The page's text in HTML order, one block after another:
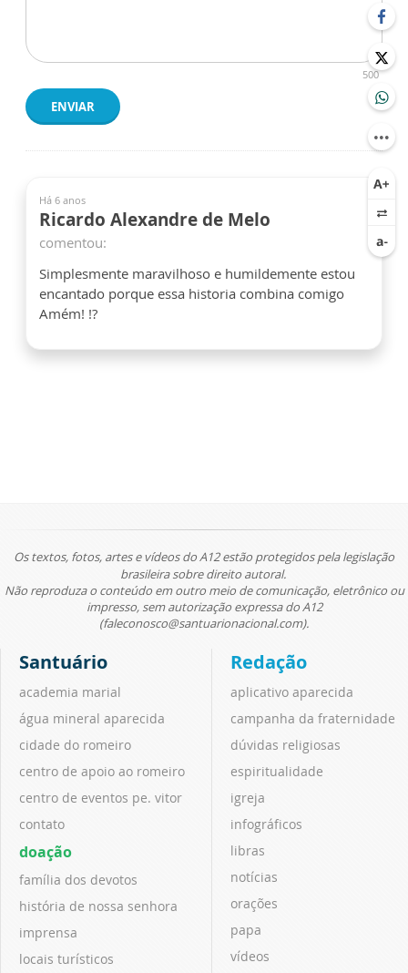
500
ENVIAR
Há 6 anos
Ricardo Alexandre de Melo
comentou:
Simplesmente maravilhoso e humildemente estou
encantado porque essa historia combina comigo
Amém! !?
Os textos, fotos, artes e vídeos do A12 estão protegidos pela legislação
brasileira sobre direito autoral.
Não reproduza o conteúdo em outro meio de comunicação, eletrônico ou
impresso, sem autorização expressa do A12
(faleconosco@santuarionacional.com).
Santuário
academia marial
água mineral aparecida
cidade do romeiro
centro de apoio ao romeiro
centro de eventos pe. vitor
contato
doação
família dos devotos
história de nossa senhora
imprensa
locais turísticos
Redação
aplicativo aparecida
campanha da fraternidade
dúvidas religiosas
espiritualidade
igreja
infográficos
libras
notícias
orações
papa
vídeos